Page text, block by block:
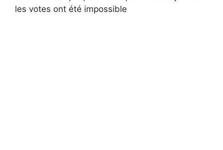
les votes ont été impossible